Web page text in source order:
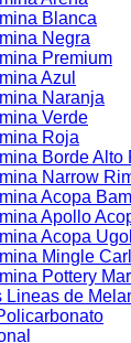
Blanca
Negra
Premium
Azul
Naranja
Verde
Roja
Borde Alto
Narrow
Acopa
Apollo
Acopa
Mingle
Pottery
Lineas de